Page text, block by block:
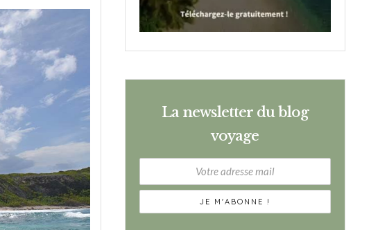
La newsletter du blog
voyage